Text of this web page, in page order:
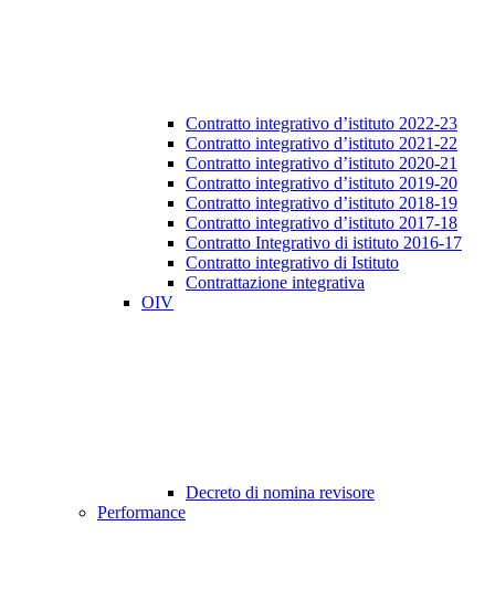
Contratto integrativo d’istituto 2022-23
Contratto integrativo d’istituto 2021-22
Contratto integrativo d’istituto 2020-21
Contratto integrativo d’istituto 2019-20
Contratto integrativo d’istituto 2018-19
Contratto integrativo d’istituto 2017-18
Contratto Integrativo di istituto 2016-17
Contratto integrativo di Istituto
Contrattazione integrativa
OIV
Decreto di nomina revisore
Performance